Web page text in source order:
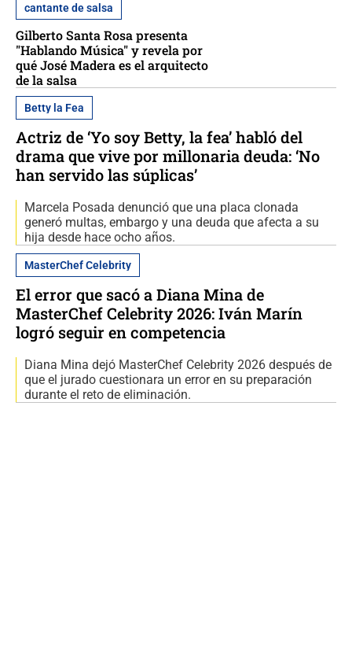
cantante de salsa
Gilberto Santa Rosa presenta
"Hablando Música" y revela por
qué José Madera es el arquitecto
de la salsa
Betty la Fea
Actriz de ‘Yo soy Betty, la fea’ habló del
drama que vive por millonaria deuda: ‘No
han servido las súplicas’
Marcela Posada denunció que una placa clonada
generó multas, embargo y una deuda que afecta a su
hija desde hace ocho años.
MasterChef Celebrity
El error que sacó a Diana Mina de
MasterChef Celebrity 2026: Iván Marín
logró seguir en competencia
Diana Mina dejó MasterChef Celebrity 2026 después de
que el jurado cuestionara un error en su preparación
durante el reto de eliminación.